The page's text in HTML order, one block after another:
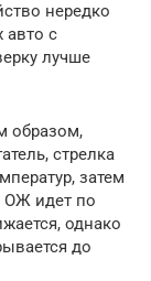
нередко
авто с
лучше
образом,
стрелка
затем
ОЖ идет по
однако
до